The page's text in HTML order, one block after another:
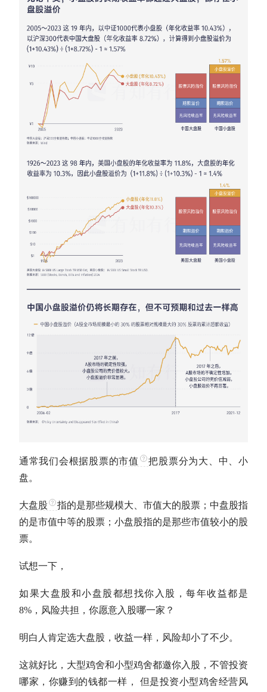
通常我们会根据股票的市值
把股票分为大、中、小
盘。
大盘股 指的是那些规模大、 市值大的股票；中盘股指
的是市值中等的股票；小盘股指的是那些市值较小的股
票。
试想一下，
如果大盘股和小盘股都想找你入股，每年收益都是
8%，风险共担，你愿意入股哪一家？
明白人肯定选大盘股 ，收益一样，风险却小了不少。
这就好比，大型鸡舍和小型鸡舍都邀你入股，不管投资
哪家，你赚到的钱都一样， 但是投资小型鸡舍经营风